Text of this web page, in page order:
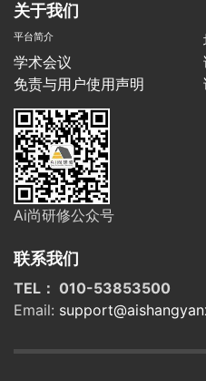
关于我们
平台简介
学术会议
免责与用户使用声明
Ai尚研修公众号
联系我们
TEL： 010-53853500
Email: